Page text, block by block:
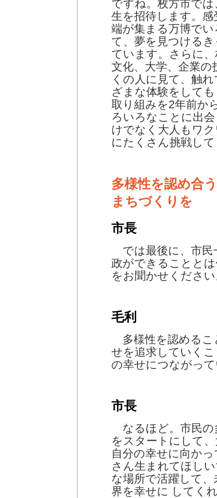
ですね。枚方市で
生を招待します。
端が集まる万博で
て、夢を見つける
ています。さらに
文化、大学、企業
くの人に見て、触
ざまな体験をして
取り組みを2年前か
ろいろなことに出
けでなく大人もワ
にたくさん挑戦し
多様性を認め合う
まちづくりを
市長
では最後に、市民
政ができることと
をお聞かせくださ
毛利
多様性を認めるこ
せを追求していく
の幸せにつながっ
市長
なるほど。市民の
をスタートにして
自分の幸せに向か
さん生まれてほし
な場所で活躍して
界を幸せに してく